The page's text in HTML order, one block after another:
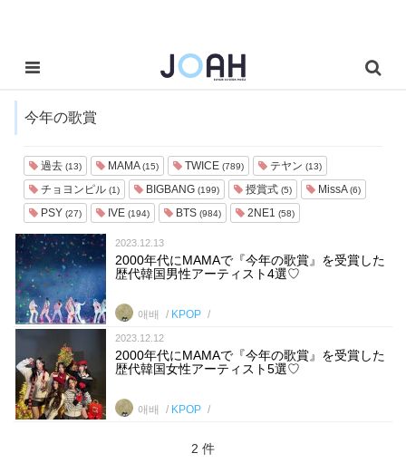
今年の歌賞
過去 (13) MAMA(15) TWICE (789) テヤン (13)
チョヨンピル (1) BIGBANG (199) 授賞式 (5) MissA(6)
PSY (27) IVE (194) BTS (984) 2NE1 (58)
2023.12.13
2000年代にMAMAで『今年の歌賞』を受賞した
歴代韓国男性アーティスト4選♡
애배 KPOP
2023.12.12
2000年代にMAMAで『今年の歌賞』を受賞した
歴代韓国女性アーティスト5選♡
애배 KPOP
2 件